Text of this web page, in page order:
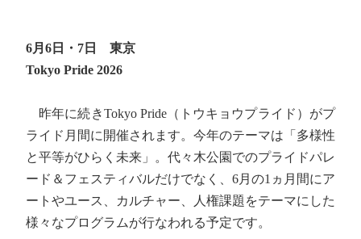
6月6日・7日 東京
Tokyo Pride 2026
昨年に続きTokyo Pride（トウキョウプライド）がプ
ライド月間に開催されます。今年のテーマは「多様性
と平等がひらく未来」。代々木公園でのプライドパレ
ード＆フェスティバルだけでなく、6月の1ヵ月間にア
ートやユース、カルチャー、人権課題をテーマにした
様々なプログラムが行なわれる予定です。